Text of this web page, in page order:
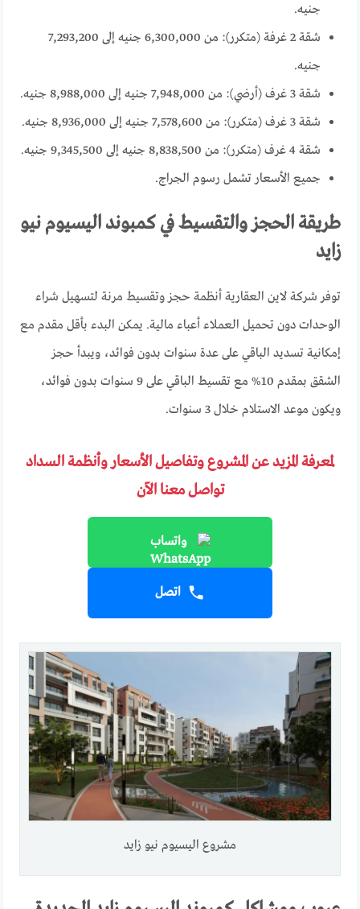
جنيه.
شقة 2 غرفة (متكرر): من 6,300,000 جنيه إلى 7,293,200
جنيه.
شقة 3 غرف (أرضي): من 7,948,000 جنيه إلى 8,988,000 جنيه.
شقة 3 غرف (متكرر): من 7,578,600 جنيه إلى 8,936,000 جنيه.
شقة 4 غرف (متكرر): من 8,838,500 جنيه إلى 9,345,500 جنيه.
جميع الأسعار تشمل رسوم الجراج.
طريقة الحجز والتقسيط في كمبوند اليسيوم نيو
زايد
توفر شركة لاين العقارية أنظمة حجز وتقسيط مرنة لتسهيل شراء
الوحدات دون تحميل العملاء أعباء مالية. يمكن البدء بأقل مقدم مع
إمكانية تسديد الباقي على عدة سنوات بدون فوائد، ويبدأ حجز
الشقق بمقدم 10% مع تقسيط الباقي على 9 سنوات بدون فوائد،
ويكون موعد الاستلام خلال 3 سنوات.
لمعرفة المزيد عن المشروع وتفاصيل الأسعار وأنظمة السداد
تواصل معنا الآن
واتساب
اتصل
مشروع اليسيوم نيو زايد